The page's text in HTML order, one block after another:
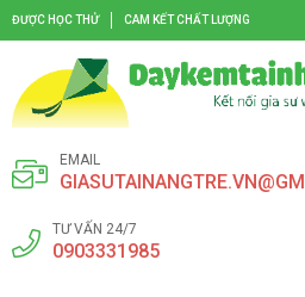
ĐƯỢC HỌC THỬ CAM KẾT CHẤT LƯỢNG
EMAIL
TƯ VẤN 24/7
0903331985